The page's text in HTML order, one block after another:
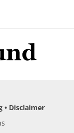
Disclaimer